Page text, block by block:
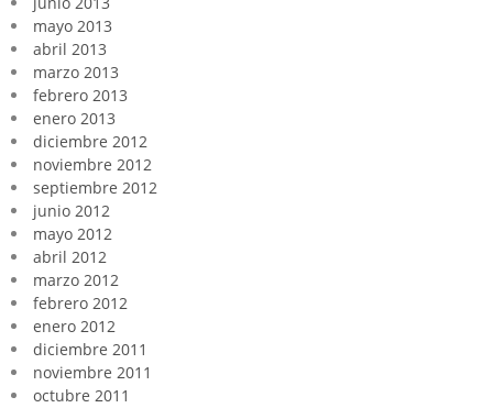
mayo 2013
abril 2013
marzo 2013
febrero 2013
enero 2013
diciembre 2012
noviembre 2012
septiembre 2012
junio 2012
mayo 2012
abril 2012
marzo 2012
febrero 2012
enero 2012
diciembre 2011
noviembre 2011
octubre 2011